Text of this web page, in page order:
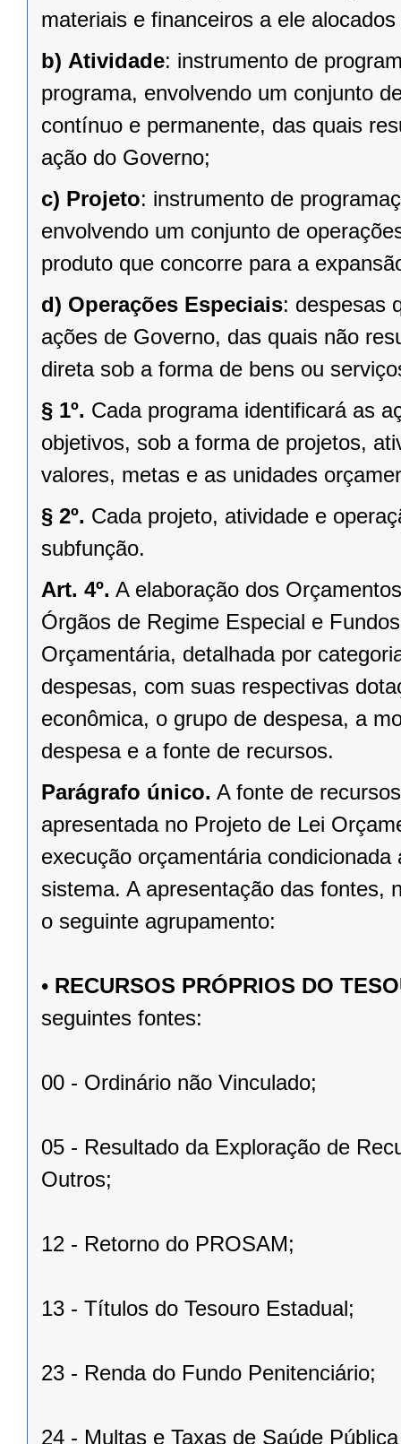
materiais e financeiros a ele
b) Atividade: instrumento de
programa, envolvendo um conjunto
contínuo e permanente, das quais
ação do Governo;
c) Projeto: instrumento de
envolvendo um conjunto de
produto que concorre para a
d) Operações Especiais: despesas
ações de Governo, das quais não
direta sob a forma de bens ou
§ 1º. Cada programa identificará as
objetivos, sob a forma de projetos,
valores, metas e as unidades
§ 2º. Cada projeto, atividade e
subfunção.
Art. 4º. A elaboração dos
Órgãos de Regime Especial e
Orçamentária, detalhada por
despesas, com suas respectivas
econômica, o grupo de despesa, a
despesa e a fonte de recursos.
Parágrafo único. A fonte de
apresentada no Projeto de Lei
execução orçamentária
sistema. A apresentação das fontes,
o seguinte agrupamento:
• RECURSOS PRÓPRIOS DO
seguintes fontes:
00 - Ordinário não Vinculado;
05 - Resultado da Exploração de
Outros;
12 - Retorno do PROSAM;
13 - Títulos do Tesouro Estadual;
23 - Renda do Fundo Penitenciário;
24 - Multas e Taxas de Saúde